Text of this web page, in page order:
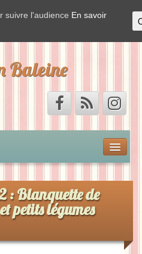
Baleine
: Blanquette de
petits légumes
suivre l'audience En savoir